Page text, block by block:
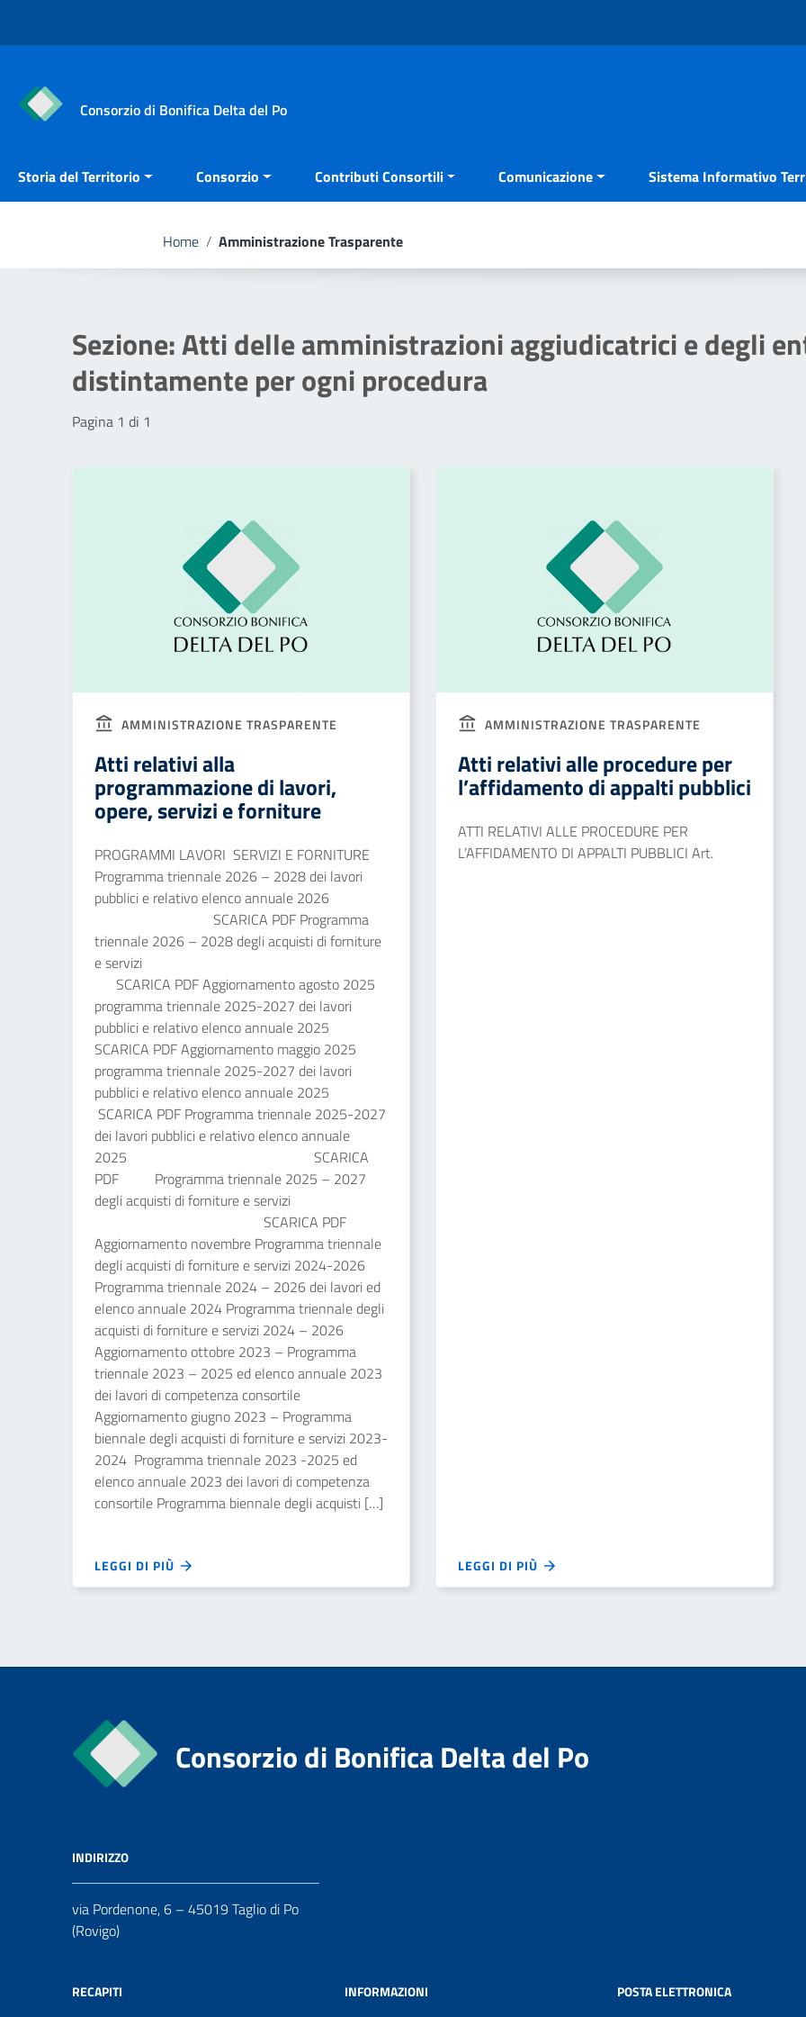
Consorzio di Bonifica Delta del Po
Storia del Territorio Consorzio Contributi Consortili Comunicazione Sistema Informativo
Home / Amministrazione Trasparente
Sezione:Atti delle amministrazioni aggiudicatrici e degli
distintamente per ogni procedura
Pagina 1 di 1
AMMINISTRAZIONE TRASPARENTE
Atti relativi alla
programmazione di lavori,
opere, servizi e forniture
PROGRAMMI LAVORI SERVIZI E FORNITURE
Programma triennale 2026 – 2028 dei lavori
pubblici e relativo elenco annuale 2026
SCARICA PDF Programma
triennale 2026 – 2028 degli acquisti di forniture
e servizi
SCARICA PDF Aggiornamento agosto 2025
programma triennale 2025-2027 dei lavori
pubblici e relativo elenco annuale 2025
SCARICA PDF Aggiornamento maggio 2025
programma triennale 2025-2027 dei lavori
pubblici e relativo elenco annuale 2025
SCARICA PDF Programma triennale 2025-2027
dei lavori pubblici e relativo elenco annuale
2025 SCARICA
PDF Programma triennale 2025 – 2027
degli acquisti di forniture e servizi
SCARICA PDF
Aggiornamento novembre Programma triennale
degli acquisti di forniture e servizi 2024-2026
Programma triennale 2024 – 2026 dei lavori ed
elenco annuale 2024 Programma triennale degli
acquisti di forniture e servizi 2024 – 2026
Aggiornamento ottobre 2023 – Programma
triennale 2023 – 2025 ed elenco annuale 2023
dei lavori di competenza consortile
Aggiornamento giugno 2023 – Programma
biennale degli acquisti di forniture e servizi 2023-
2024 Programma triennale 2023 -2025 ed
elenco annuale 2023 dei lavori di competenza
consortile Programma biennale degli acquisti […]
LEGGI DI PIÙ
AMMINISTRAZIONE TRASPARENTE
Atti relativi alle procedure per
l’affidamento di appalti pubblici
ATTI RELATIVI ALLE PROCEDURE PER
L’AFFIDAMENTO DI APPALTI PUBBLICI Art.
LEGGI DI PIÙ
Consorzio di Bonifica Delta del Po
INDIRIZZO
via Pordenone, 6 – 45019 Taglio di Po
(Rovigo)
RECAPITI INFORMAZIONI POSTA ELETTRONICA